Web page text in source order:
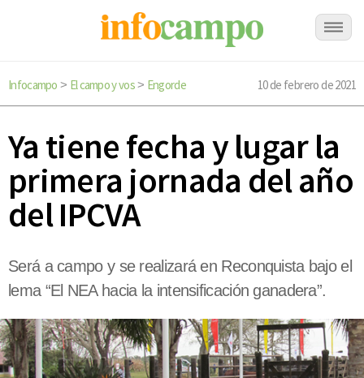
Infocampo > El campo y vos> Engorde 10 de febrero de 2021
Ya tiene fecha y lugar la
primera jornada del año
del IPCVA
Será a campo y se realizará en Reconquista bajo el
lema “El NEA hacia la intensificación ganadera”.